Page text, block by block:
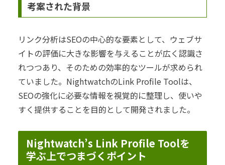
考案された背景
リンク分析はSEOの中心的な要素として、ウェブサ
イトの評価に大きな影響を与えることが広く認識さ
れつつあり、そのための効率的なツールが求められ
ていました。NightwatchのLink Profile Toolは、
SEOの強化に必要な情報を視覚的に整理し、使いや
すく提供することを目的として開発されました。
Nightwatch’s Link Profile Toolを
学ぶ上でつまづくポイント